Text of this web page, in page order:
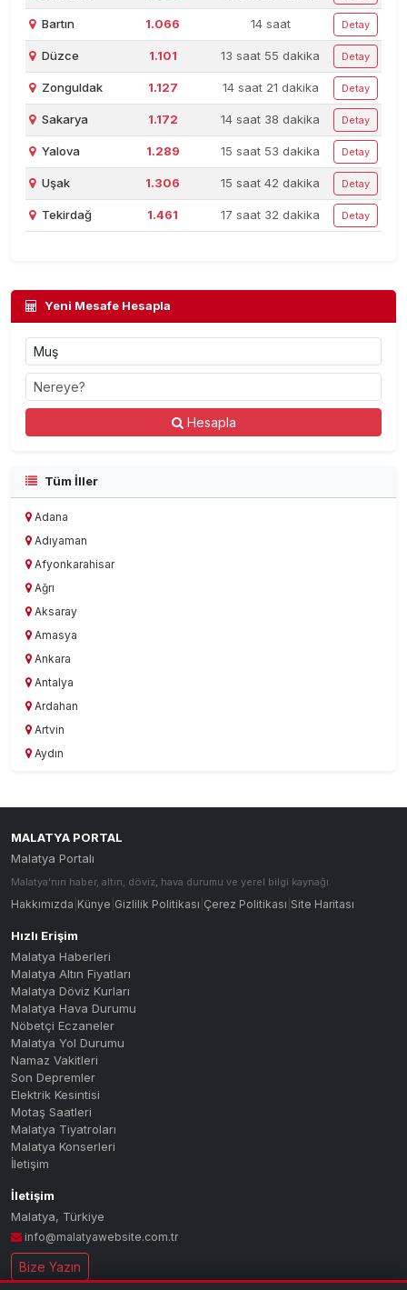
Bartın 1.066 14 saat Detay
Düzce 1.101 13 saat 55 dakika Detay
Zonguldak 1.127 14 saat 21 dakika Detay
Sakarya 1.172 14 saat 38 dakika Detay
Yalova 1.289 15 saat 53 dakika Detay
Uşak 1.306 15 saat 42 dakika Detay
Tekirdağ 1.461 17 saat 32 dakika Detay
Yeni Mesafe Hesapla
Hesapla
Tüm İller
Adana
Adıyaman
Afyonkarahisar
Ağrı
Aksaray
Amasya
Ankara
Antalya
Ardahan
Artvin
Aydın
Bolu
Burdur
Bursa
Çanakkale
Çankırı
Çorum
Denizli
Diyarbakır
Düzce
Edirne
Erzincan
Erzurum
Eskişehir
Gaziantep
MALATYA PORTAL
Malatya Portalı
Malatya'nın haber, altın, döviz, hava durumu ve yerel bilgi kaynağı.
Hakkımızda Künye Gizlilik Politikası Çerez Politikası Site Haritası
Hızlı Erişim
Malatya Haberleri
Malatya Altın Fiyatları
Malatya Döviz Kurları
Malatya Hava Durumu
Nöbetçi Eczaneler
Malatya Yol Durumu
Namaz Vakitleri
Son Depremler
Elektrik Kesintisi
Motaş Saatleri
Malatya Tiyatroları
Malatya Konserleri
İletişim
İletişim
Malatya, Türkiye
info@malatyawebsite.com.tr
Bize Yazın